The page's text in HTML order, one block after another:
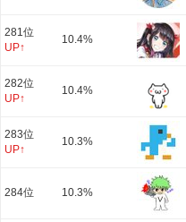
281位
UP↑
10.4%
282位
UP↑
10.4%
283位
UP↑
10.3%
284位 10.3%